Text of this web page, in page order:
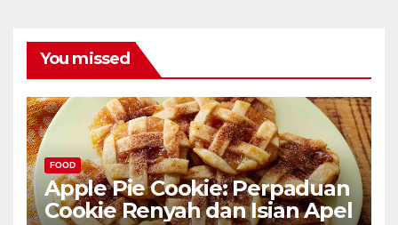
You missed
FOOD
Apple Pie Cookie: Perpaduan
Cookie Renyah dan Isian Apel